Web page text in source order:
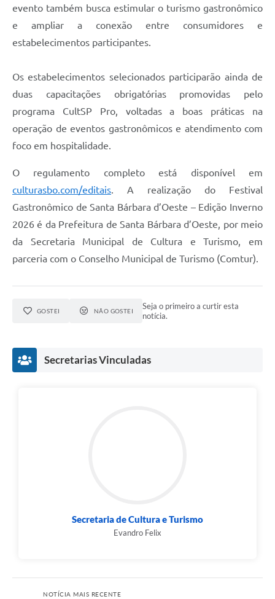
evento também busca estimular o turismo gastronômico
e ampliar a conexão entre consumidores e
estabelecimentos participantes.
Os estabelecimentos selecionados participarão ainda de
duas capacitações obrigatórias promovidas pelo
programa CultSP Pro, voltadas a boas práticas na
operação de eventos gastronômicos e atendimento com
foco em hospitalidade.
O regulamento completo está disponível em
culturasbo.com/editais . A realização do Festival
Gastronômico de Santa Bárbara d’Oeste – Edição Inverno
2026 é da Prefeitura de Santa Bárbara d’Oeste, por meio
da Secretaria Municipal de Cultura e Turismo, em
parceria com o Conselho Municipal de Turismo (Comtur).
GOSTEI NÃO GOSTEI
Seja o primeiro a curtir esta
notícia.
Secretarias Vinculadas
Secretaria de Cultura e Turismo
Evandro Felix
NOTÍCIA MAIS RECENTE